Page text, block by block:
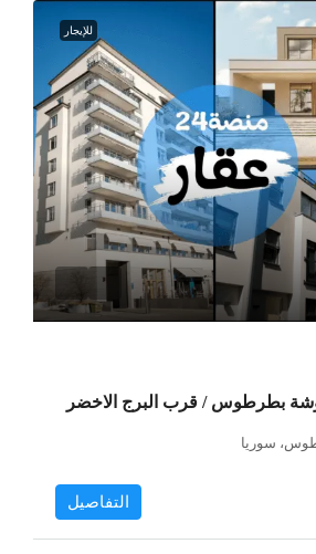
للإيجار
بطرطوس / قرب البرج الاخضر
سوريا
التفاصيل